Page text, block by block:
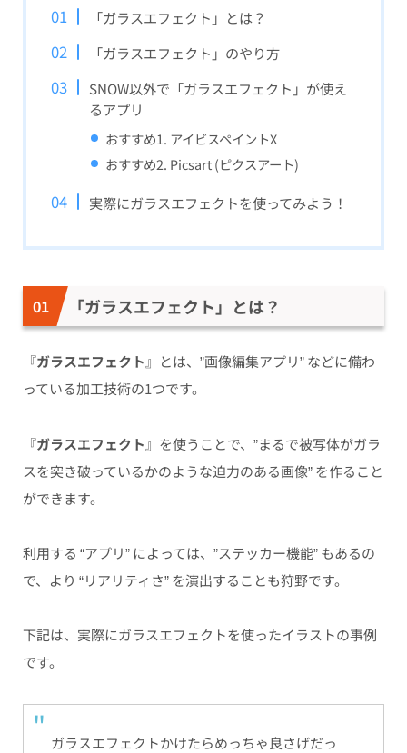
「ガラスエフェクト」とは？
「ガラスエフェクト」のやり方
SNOW以外で「ガラスエフェクト」が使え
るアプリ
おすすめ1. アイビスペイントX
おすすめ2. Picsart (ピクスアート)
実際にガラスエフェクトを使ってみよう！
「ガラスエフェクト」とは？
『ガラスエフェクト』とは、”画像編集アプリ” などに備わ
っている加工技術の1つです。
『ガラスエフェクト 』を使うことで、”まるで被写体がガラ
スを突き破っているかのような迫力のある画像” を作ること
ができます。
利用する “アプリ” によっては、”ステッカー機能” もあるの
で、より “リアリティさ” を演出することも狩野です。
下記は、実際にガラスエフェクトを使ったイラストの事例
です。
ガラスエフェクトかけたらめっちゃ良さげだっ